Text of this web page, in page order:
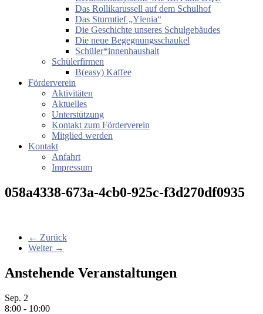
Das Rollikarussell auf dem Schulhof
Das Sturmtief „Ylenia“
Die Geschichte unseres Schulgebäudes
Die neue Begegnungsschaukel
Schüler*innenhaushalt
Schülerfirmen
B(easy) Kaffee
Förderverein
Aktivitäten
Aktuelles
Unterstützung
Kontakt zum Förderverein
Mitglied werden
Kontakt
Anfahrt
Impressum
058a4338-673a-4cb0-925c-f3d270df0935
← Zurück
Weiter →
Anstehende Veranstaltungen
Sep. 2
8:00 - 10:00